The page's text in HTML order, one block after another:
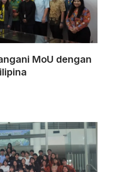
MoU dengan